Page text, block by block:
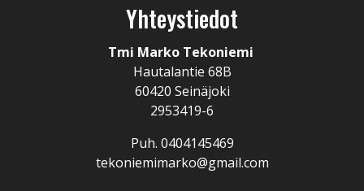
Yhteystiedot
Tmi Marko Tekoniemi
Hautalantie 68B
60420 Seinäjoki
2953419-6
Puh. 0404145469
tekoniemimarko@gmail.com